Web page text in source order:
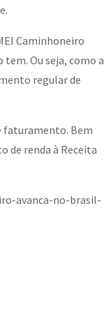
Caminhoneiro
Ou seja, como a
regular de
faturamento. Bem
de renda à Receita
avanca-no-brasil-